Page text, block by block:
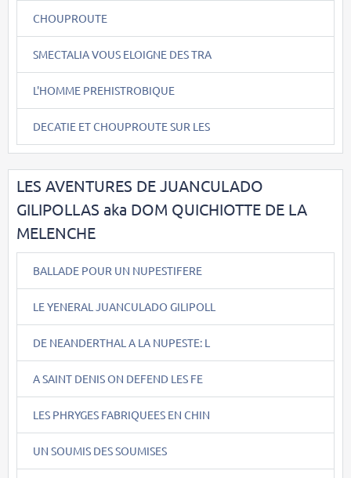
CHOUPROUTE
SMECTALIA VOUS ELOIGNE DES TRA
L'HOMME PREHISTROBIQUE
DECATIE ET CHOUPROUTE SUR LES
LES AVENTURES DE JUANCULADO
GILIPOLLAS aka DOM QUICHIOTTE DE LA
MELENCHE
BALLADE POUR UN NUPESTIFERE
LE YENERAL JUANCULADO GILIPOLL
DE NEANDERTHAL A LA NUPESTE: L
A SAINT DENIS ON DEFEND LES FE
LES PHRYGES FABRIQUEES EN CHIN
UN SOUMIS DES SOUMISES